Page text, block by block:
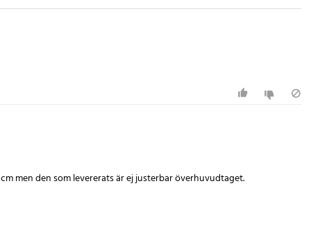
men den som levererats är ej justerbar överhuvudtaget.